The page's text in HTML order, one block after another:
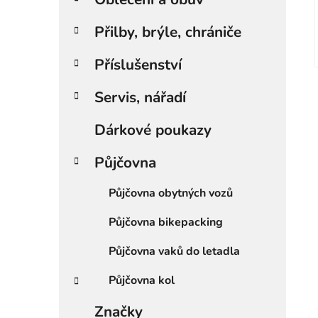
Přilby, brýle, chrániče
Příslušenství
Servis, nářadí
Dárkové poukazy
Půjčovna
Půjčovna obytných vozů
Půjčovna bikepacking
Půjčovna vaků do letadla
Půjčovna kol
Značky